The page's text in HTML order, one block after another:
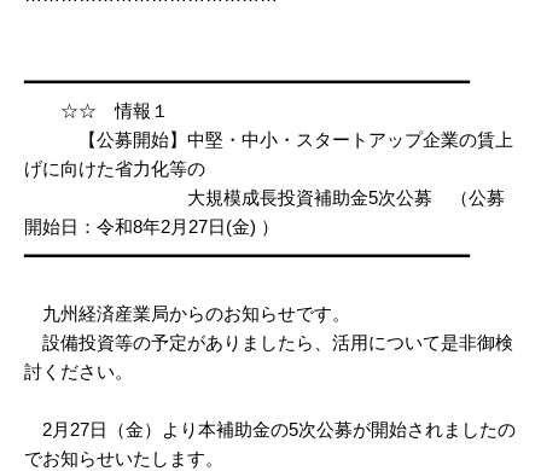
━━━━━━━━━━━━━━━━━━━━━━━━━━━━━━━━━━━━━━━━━
☆☆ 情報１
【公募開始】中堅・中小・スタートアップ企業の賃上
げに向けた省力化等の
大規模成長投資補助金5次公募 （公募
開始日：令和8年2月27日(金) ）
━━━━━━━━━━━━━━━━━━━━━━━━━━━━━━━━━━━━━━━━━
九州経済産業局からのお知らせです。
設備投資等の予定がありましたら、活用について是非御検
討ください。
2月27日（金）より本補助金の5次公募が開始されましたの
でお知らせいたします。